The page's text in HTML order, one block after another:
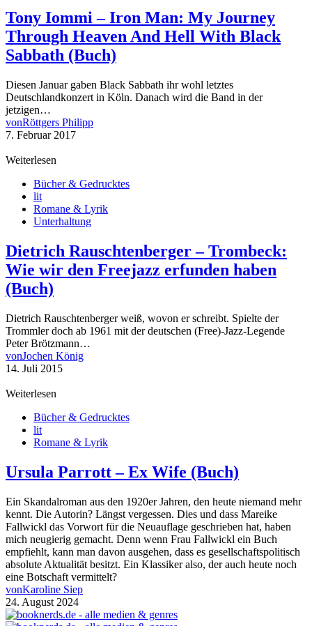
Tony Iommi – Iron Man: My Journey
Through Heaven And Hell With Black
Sabbath (Buch)
Diesen Januar gaben Black Sabbath ihr wohl letztes
Deutschlandkonzert in Köln. Danach wird die Band in der
jetzigen…
vonRöttgers Philipp
7. Februar 2017
Weiterlesen
Bücher & Gedrucktes
lit
Romane & Lyrik
Unterhaltung
Dietrich Rauschtenberger – Trombeck:
Wie wir den Freejazz erfunden haben
(Buch)
Dietrich Rauschtenberger weiß, wovon er schreibt. Spielte der
Trommler doch ab 1961 mit der deutschen (Free)-Jazz-Legende
Peter Brötzmann…
vonJochen König
14. Juli 2015
Weiterlesen
Bücher & Gedrucktes
lit
Romane & Lyrik
Ursula Parrott – Ex Wife (Buch)
Ein Skandalroman aus den 1920er Jahren, den heute niemand mehr
kennt. Die Autorin? Längst vergessen. Dies und dass Mareike
Fallwickl das Vorwort für die Neuauflage geschrieben hat, haben
mich neugierig gemacht. Denn wenn Frau Fallwickl ein Buch
empfiehlt, kann man davon ausgehen, dass es gesellschaftspolitisch
absolute Aktualität besitzt. Ein Klassiker also, der auch heute noch
eine Botschaft vermittelt?
vonKaroline Siep
24. August 2024